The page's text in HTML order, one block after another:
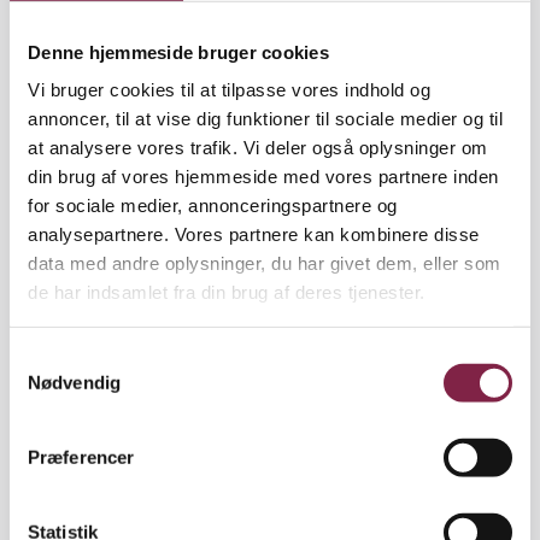
Denne hjemmeside bruger cookies
Vi bruger cookies til at tilpasse vores indhold og
annoncer, til at vise dig funktioner til sociale medier og til
at analysere vores trafik. Vi deler også oplysninger om
din brug af vores hjemmeside med vores partnere inden
for sociale medier, annonceringspartnere og
analysepartnere. Vores partnere kan kombinere disse
data med andre oplysninger, du har givet dem, eller som
de har indsamlet fra din brug af deres tjenester.
Nødvendig
Præferencer
Statistik
Analyse gør stolt. Blandt de 20 tilhængere sås
forbundsformand Bente Sorgenfrey, der qua
bopælen i Hillerød er menigt medlem af BUPL
Frederiksborg Amt. Det benyttede hun sig af til at
spørge, hvorfor Langford & Co. først så sent havde
fundet ud af, at fusionsgrundlaget ikke duede. Sært,
syntes hun, når nu man havde haft folk siddende
med i to af de mest centrale arbejdsgrupper bag
udformningen.
passede, at man var kommet frem med sine
betænkeligheder i sidste øjeblik. Og i øvrigt var han
stolt af den analyse, som havde ført til, at man
endte med at vende sig mod fusionen på det